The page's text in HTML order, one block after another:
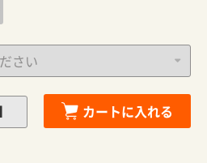
カートに入れる